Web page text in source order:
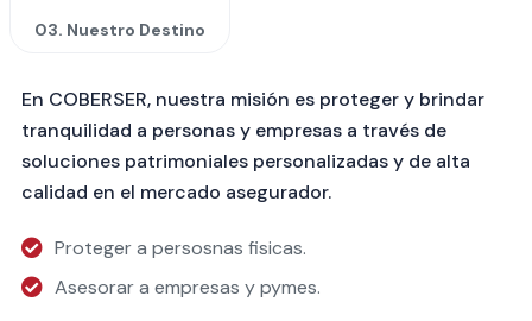
03. Nuestro Destino
En COBERSER, nuestra misión es proteger y brindar
tranquilidad a personas y empresas a través de
soluciones patrimoniales personalizadas y de alta
calidad en el mercado asegurador.
Proteger a persosnas fisicas.
Asesorar a empresas y pymes.